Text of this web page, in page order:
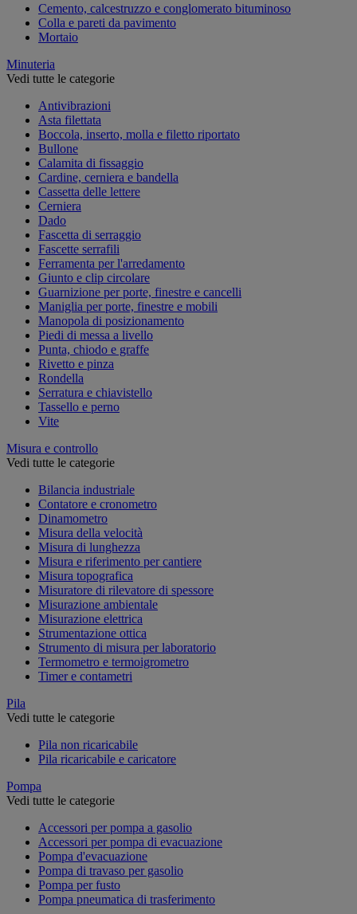
Cemento, calcestruzzo e conglomerato bituminoso
Colla e pareti da pavimento
Mortaio
Minuteria
Vedi tutte le categorie
Antivibrazioni
Asta filettata
Boccola, inserto, molla e filetto riportato
Bullone
Calamita di fissaggio
Cardine, cerniera e bandella
Cassetta delle lettere
Cerniera
Dado
Fascetta di serraggio
Fascette serrafili
Ferramenta per l'arredamento
Giunto e clip circolare
Guarnizione per porte, finestre e cancelli
Maniglia per porte, finestre e mobili
Manopola di posizionamento
Piedi di messa a livello
Punta, chiodo e graffe
Rivetto e pinza
Rondella
Serratura e chiavistello
Tassello e perno
Vite
Misura e controllo
Vedi tutte le categorie
Bilancia industriale
Contatore e cronometro
Dinamometro
Misura della velocità
Misura di lunghezza
Misura e riferimento per cantiere
Misura topografica
Misuratore di rilevatore di spessore
Misurazione ambientale
Misurazione elettrica
Strumentazione ottica
Strumento di misura per laboratorio
Termometro e termoigrometro
Timer e contametri
Pila
Vedi tutte le categorie
Pila non ricaricabile
Pila ricaricabile e caricatore
Pompa
Vedi tutte le categorie
Accessori per pompa a gasolio
Accessori per pompa di evacuazione
Pompa d'evacuazione
Pompa di travaso per gasolio
Pompa per fusto
Pompa pneumatica di trasferimento